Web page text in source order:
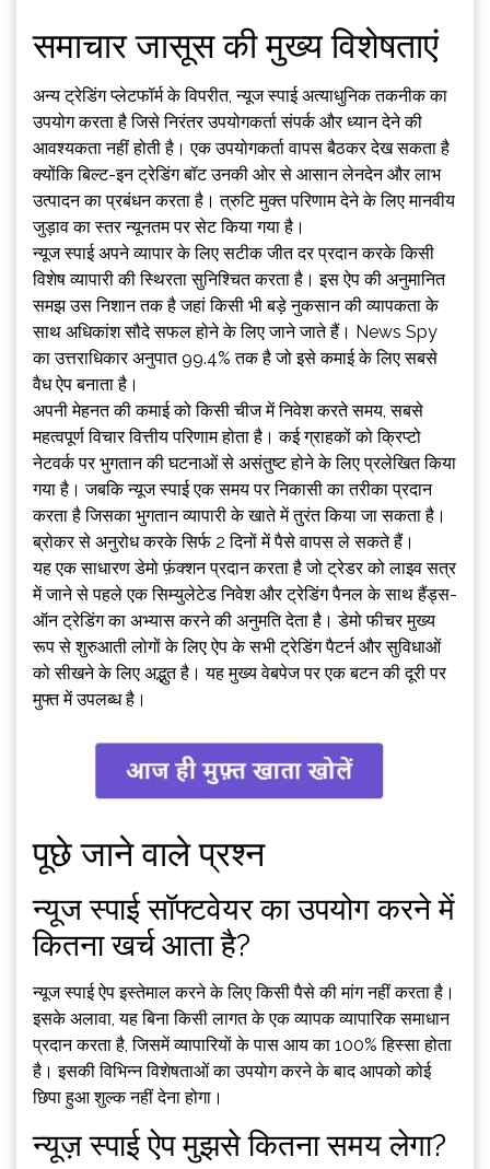
समाचार जासूस की मुख्य विशेषताएं
अन्य ट्रेडिंग प्लेटफॉर्म के विपरीत, न्यूज स्पाई अत्याधुनिक तकनीक का
उपयोग करता है जिसे निरंतर उपयोगकर्ता संपर्क और ध्यान देने की
आवश्यकता नहीं होती है। एक उपयोगकर्ता वापस बैठकर देख सकता है
क्योंकि बिल्ट-इन ट्रेडिंग बॉट उनकी ओर से आसान लेनदेन और लाभ
उत्पादन का प्रबंधन करता है। त्रुटि मुक्त परिणाम देने के लिए मानवीय
जुड़ाव का स्तर न्यूनतम पर सेट किया गया है।
न्यूज स्पाई अपने व्यापार के लिए सटीक जीत दर प्रदान करके किसी
विशेष व्यापारी की स्थिरता सुनिश्चित करता है। इस ऐप की अनुमानित
समझ उस निशान तक है जहां किसी भी बड़े नुकसान की व्यापकता के
साथ अधिकांश सौदे सफल होने के लिए जाने जाते हैं। News Spy
का उत्तराधिकार अनुपात 99.4% तक है जो इसे कमाई के लिए सबसे
वैध ऐप बनाता है।
अपनी मेहनत की कमाई को किसी चीज में निवेश करते समय, सबसे
महत्वपूर्ण विचार वित्तीय परिणाम होता है। कई ग्राहकों को क्रिप्टो
नेटवर्क पर भुगतान की घटनाओं से असंतुष्ट होने के लिए प्रलेखित किया
गया है। जबकि न्यूज स्पाई एक समय पर निकासी का तरीका प्रदान
करता है जिसका भुगतान व्यापारी के खाते में तुरंत किया जा सकता है।
ब्रोकर से अनुरोध करके सिर्फ 2 दिनों में पैसे वापस ले सकते हैं।
यह एक साधारण डेमो फ़ंक्शन प्रदान करता है जो ट्रेडर को लाइव सत्र
में जाने से पहले एक सिम्युलेटेड निवेश और ट्रेडिंग पैनल के साथ हैंड्स-
ऑन ट्रेडिंग का अभ्यास करने की अनुमति देता है। डेमो फीचर मुख्य
रूप से शुरुआती लोगों के लिए ऐप के सभी ट्रेडिंग पैटर्न और सुविधाओं
को सीखने के लिए अद्भुत है। यह मुख्य वेबपेज पर एक बटन की दूरी पर
मुफ्त में उपलब्ध है।
पूछे जाने वाले प्रश्न
न्यूज स्पाई सॉफ्टवेयर का उपयोग करने में
कितना खर्च आता है?
न्यूज स्पाई ऐप इस्तेमाल करने के लिए किसी पैसे की मांग नहीं करता है।
इसके अलावा, यह बिना किसी लागत के एक व्यापक व्यापारिक समाधान
प्रदान करता है, जिसमें व्यापारियों के पास आय का 100% हिस्सा होता
है। इसकी विभिन्न विशेषताओं का उपयोग करने के बाद आपको कोई
छिपा हुआ शुल्क नहीं देना होगा।
न्यूज़ स्पाई ऐप मुझसे कितना समय लेगा?